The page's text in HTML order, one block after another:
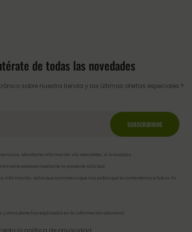
de todas las novedades
sobre nuestra tienda y las últimas ofertas especiales !!
Mandarte información vía newsletter, si lo aceptas.
expreso mediante la presente solicitud.
información, salvo que contrates o que nos pidas que te contactemos a futuro. En
y otros derechos explicados en la información adicional